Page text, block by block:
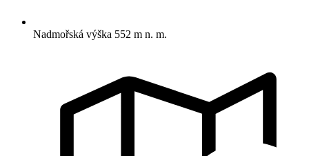
Nadmořská výška 552 m n. m.